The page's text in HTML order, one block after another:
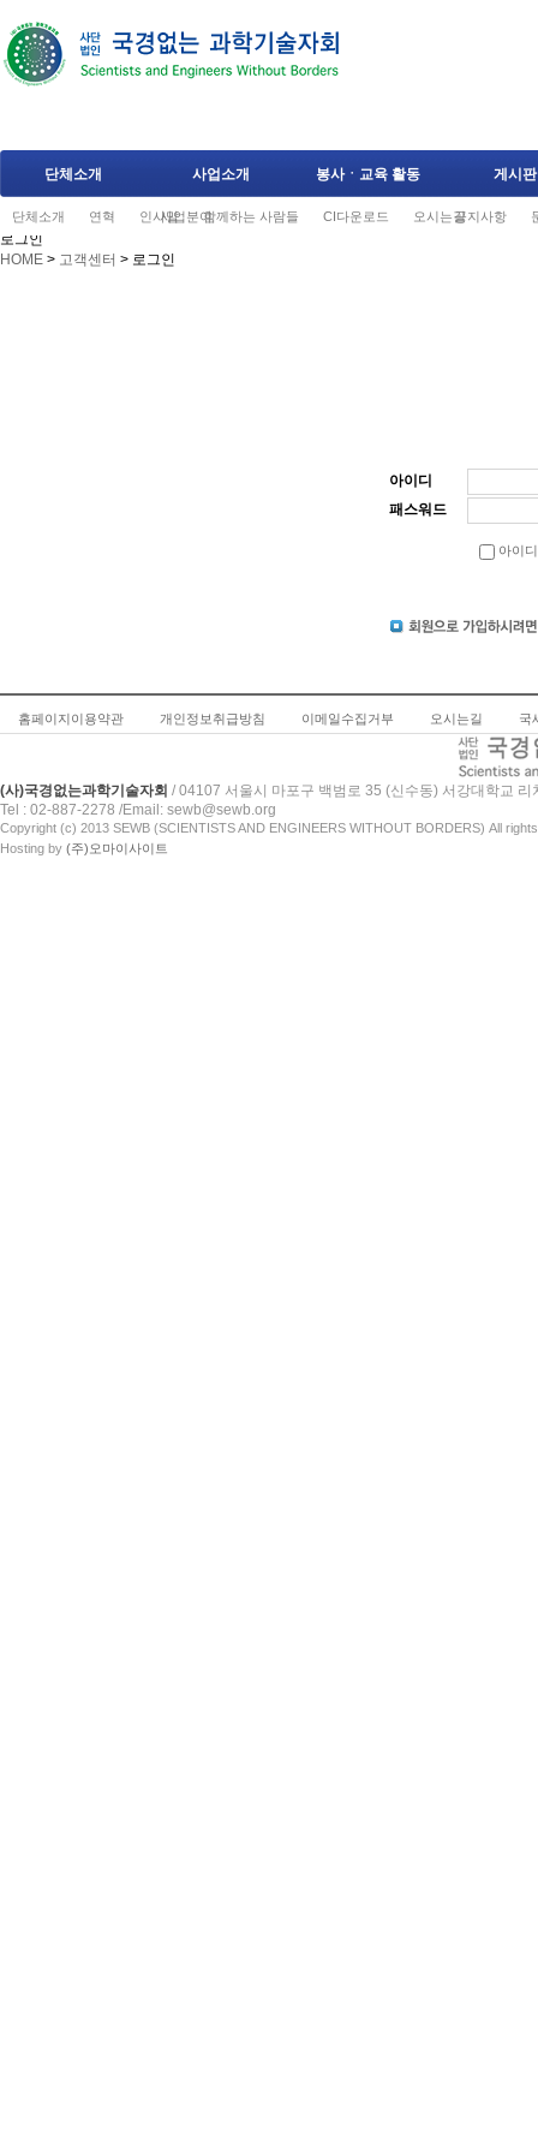
단체소개
단체소개 연혁 인사말 함께하는 사람들 CI다운로드 오시는길
사업소개
사업분야
봉사ㆍ교육 활동 게시판
공지사항
로그인
HOME > 고객센터 > 로그인
아이디
패스워드
아이
홈페이지이용약관 개인정보취급방침 이메일수집거부 오시는길 국
(사)국경없는과학기술자회 / 04107 서울시 마포구 백범로 35 (신수동) 서강대학교 리
Tel : 02-887-2278 /Email: sewb@sewb.org
Copyright (c) 2013 SEWB (SCIENTISTS AND ENGINEERS WITHOUT BORDERS) All
Hosting by (주)오마이사이트